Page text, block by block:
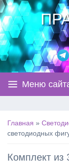
Меню
Главная »
светодиодных
Комплект из